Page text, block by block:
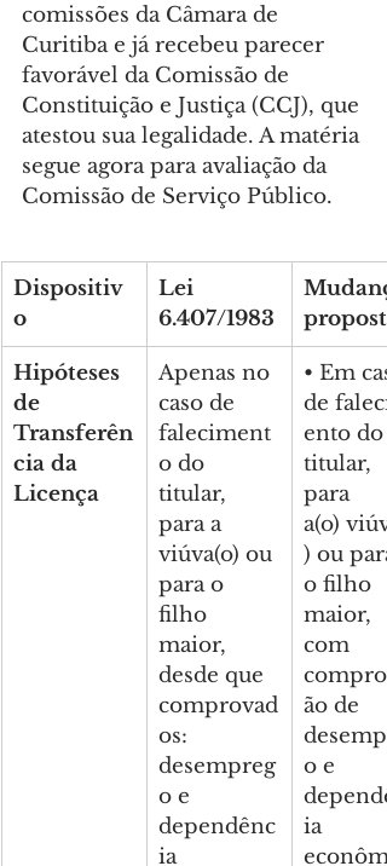
comissões da Câmara de
Curitiba e já recebeu parecer
favorável da Comissão de
Constituição e Justiça (CCJ), que
atestou sua legalidade. A matéria
segue agora para avaliação da
Comissão de Serviço Público.
Dispositiv
o
Lei
6.407/1983
Hipóteses
de
Transferên
cia da
Licença
Apenas no
caso de
faleciment
o do
titular,
para a
viúva(o) ou
para o
filho
maior,
desde que
comprovad
os:
desempreg
o e
dependênc
ia
• Em
de
ento do
titular,
para
a(o)
) ou
o filho
maior,
com
ão de
o e
ia